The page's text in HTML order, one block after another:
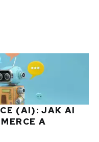
(AI): JAK AI
A